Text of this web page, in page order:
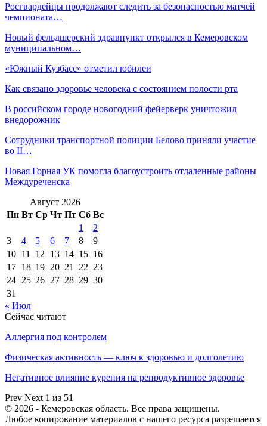
Росгвардейцы продолжают следить за безопасностью матчей
чемпионата…
Новый фельдшерский здравпункт открылся в Кемеровском
муниципальном…
«Южный Кузбасс» отметил юбилеи
Как связано здоровье человека с состоянием полости рта
В российском городе новогодний фейерверк уничтожил
внедорожник
Сотрудники транспортной полиции Белово приняли участие
во II…
Новая Горная УК помогла благоустроить отдаленные районы
Междуреченска
Август 2026
Пн Вт Ср Чт Пт Сб Вс
1
2
3
4 5 6 7 8
9
10 11 12 13 14 15 16
17 18 19 20 21 22 23
24 25 26 27 28 29 30
31
« Июл
Сейчас читают
Аллергия под контролем
Физическая активность — ключ к здоровью и долголетию
Негативное влияние курения на репродуктивное здоровье
Prev Next 1 из 51
© 2026 - Кемеровская область. Все права защищены.
Любое копирование материалов с нашего ресурса разрешается